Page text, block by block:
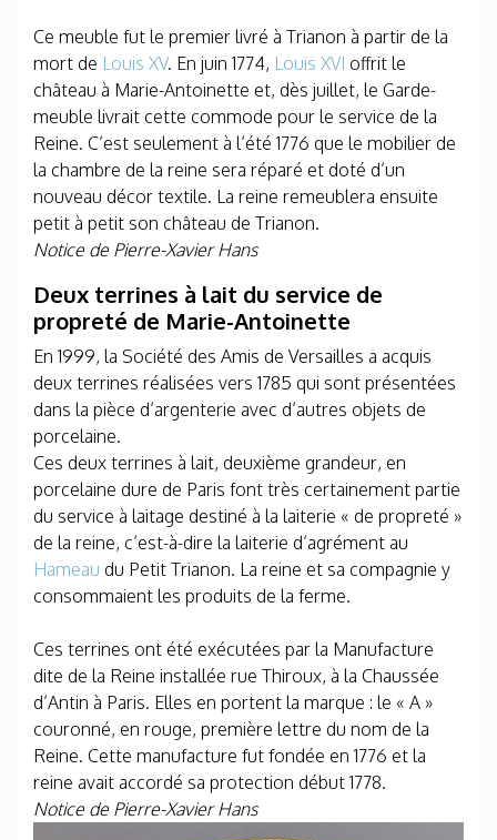
Ce meuble fut le premier livré à Trianon à partir de la
mort de Louis XV. En juin 1774, Louis XVI offrit le
château à Marie-Antoinette et, dès juillet, le Garde-
meuble livrait cette commode pour le service de la
Reine. C’est seulement à l’été 1776 que le mobilier de
la chambre de la reine sera réparé et doté d’un
nouveau décor textile. La reine remeublera ensuite
petit à petit son château de Trianon.
Notice de Pierre-Xavier Hans
Deux terrines à lait du service de
propreté de Marie-Antoinette
En 1999, la Société des Amis de Versailles a acquis
deux terrines réalisées vers 1785 qui sont présentées
dans la pièce d’argenterie avec d’autres objets de
porcelaine.
Ces deux terrines à lait, deuxième grandeur, en
porcelaine dure de Paris font très certainement partie
du service à laitage destiné à la laiterie « de propreté »
de la reine, c’est-à-dire la laiterie d’agrément au
Hameau du Petit Trianon. La reine et sa compagnie y
consommaient les produits de la ferme.
Ces terrines ont été exécutées par la Manufacture
dite de la Reine installée rue Thiroux, à la Chaussée
d’Antin à Paris. Elles en portent la marque : le « A »
couronné, en rouge, première lettre du nom de la
Reine. Cette manufacture fut fondée en 1776 et la
reine avait accordé sa protection début 1778.
Notice de Pierre-Xavier Hans